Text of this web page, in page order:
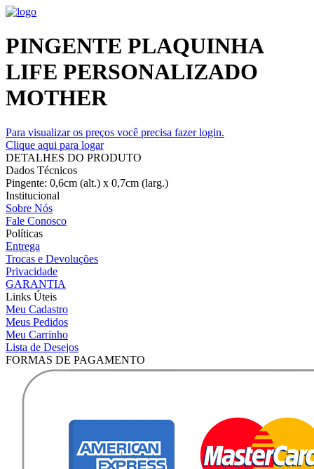
PINGENTE PLAQUINHA
LIFE PERSONALIZADO
MOTHER
Para visualizar os preços você precisa fazer login.
Clique aqui para logar
DETALHES DO PRODUTO
Dados Técnicos
Pingente: 0,6cm (alt.) x 0,7cm (larg.)
Institucional
Sobre Nós
Fale Conosco
Políticas
Entrega
Trocas e Devoluções
Privacidade
GARANTIA
Links Úteis
Meu Cadastro
Meus Pedidos
Meu Carrinho
Lista de Desejos
FORMAS DE PAGAMENTO